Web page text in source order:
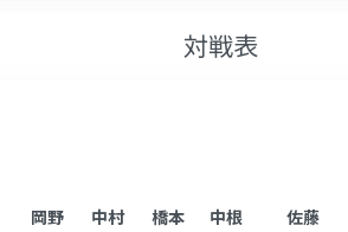
対戦表
岡野
中村
橋本
中根
佐藤